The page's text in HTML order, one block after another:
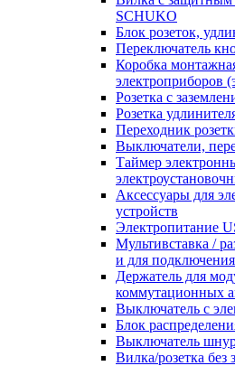
SCHUKO
Блок розеток,
Переключатель
Коробка
электроприборов
Розетка с
Розетка
Переходник
Выключатели,
Таймер
Аксессуары для
устройств
Электропитание
Мультивставка /
и для
Держатель для
коммутационных
Выключатель с
Блок
Выключатель
Вилка/розетка без